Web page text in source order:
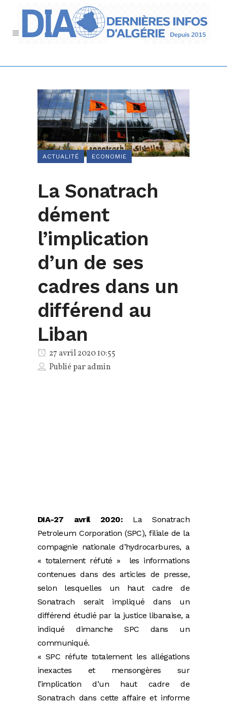
ACTUALITÉ ECONOMIE
La Sonatrach
dément
l’implication
d’un de ses
cadres dans un
différend au
Liban
27 avril 2020 10:55
Publié paradmin
DIA-27 avril 2020: La Sonatrach
Petroleum Corporation (SPC), filiale de la
compagnie nationale d’hydrocarbures, a
« totalement réfuté » les informations
contenues dans des articles de presse,
selon lesquelles un haut cadre de
Sonatrach serait impliqué dans un
différend étudié par la justice libanaise, a
indiqué dimanche SPC dans un
communiqué.
« SPC réfute totalement les allégations
inexactes et mensongères sur
l’implication d’un haut cadre de
Sonatrach dans cette affaire et informe